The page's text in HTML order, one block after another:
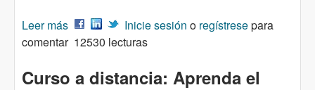
Leer más sobre Instalación de Asterisk 13 en Raspberry Pi
3 – Raspian Stretch
Inicie sesión o regístresepara
comentar 12530 lecturas
Curso a distancia: Aprenda el